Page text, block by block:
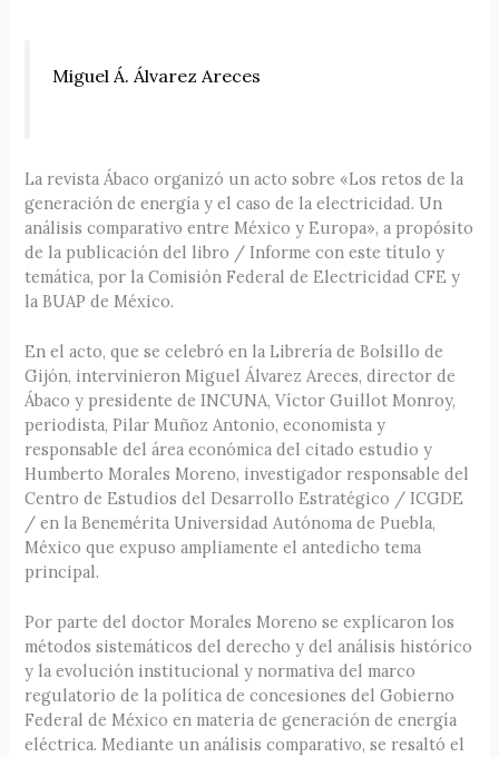
Miguel Á. Álvarez Areces
La revista Ábaco organizó un acto sobre «Los retos de la
generación de energía y el caso de la electricidad. Un
análisis comparativo entre México y Europa», a propósito
de la publicación del libro / Informe con este título y
temática, por la Comisión Federal de Electricidad CFE y
la BUAP de México.
En el acto, que se celebró en la Librería de Bolsillo de
Gijón, intervinieron Miguel Álvarez Areces, director de
Ábaco y presidente de INCUNA, Víctor Guillot Monroy,
periodista, Pilar Muñoz Antonio, economista y
responsable del área económica del citado estudio y
Humberto Morales Moreno, investigador responsable del
Centro de Estudios del Desarrollo Estratégico / ICGDE
/ en la Benemérita Universidad Autónoma de Puebla,
México que expuso ampliamente el antedicho tema
principal.
Por parte del doctor Morales Moreno se explicaron los
métodos sistemáticos del derecho y del análisis histórico
y la evolución institucional y normativa del marco
regulatorio de la política de concesiones del Gobierno
Federal de México en materia de generación de energía
eléctrica. Mediante un análisis comparativo, se resaltó el